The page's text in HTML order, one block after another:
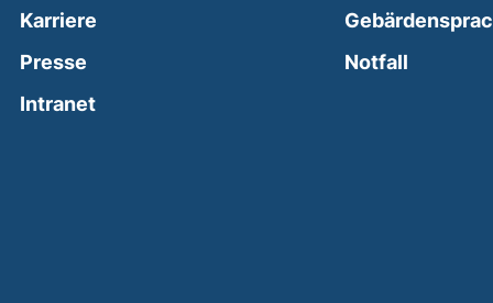
Karriere
Presse
Intranet(external link, opens in a new window)
Notfall